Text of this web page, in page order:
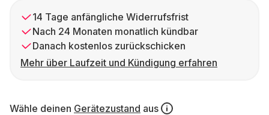
14 Tage anfängliche Widerrufsfrist
Nach 24 Monaten monatlich kündbar
Danach kostenlos zurückschicken
Mehr über Laufzeit und Kündigung erfahren
Wähle deinen Gerätezustand aus